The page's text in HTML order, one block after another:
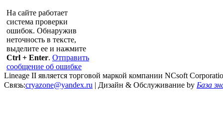
На сайте работает
система проверки
ошибок. Обнаружив
неточность в тексте,
выделите ее и нажмите
Ctrl + Enter. Отправить
сообщение об ошибке
Lineage II является торговой маркой компании NCsoft
Связь:cryazone@yandex.ru | Дизайн & Обслуживание by База